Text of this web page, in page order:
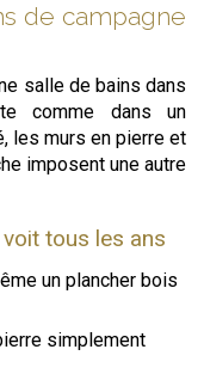
de campagne
salle de bains dans
comme dans un
les murs en pierre et
imposent une autre
tous les ans
un plancher bois
simplement